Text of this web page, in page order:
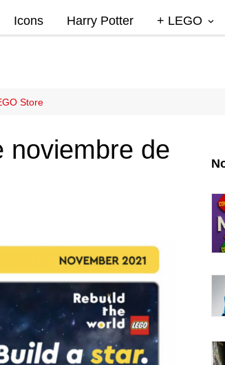
Icons Harry Potter + LEGO
Lego Ninjago
Promociones
Miscelanea
Store
noviembre de